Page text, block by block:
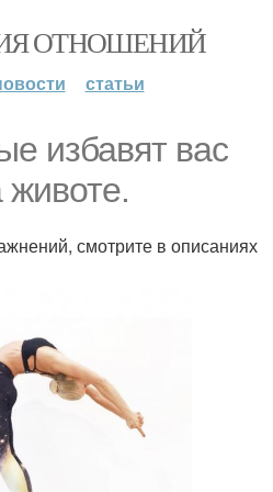
ОТНОШЕНИЙ
статьи
избавят вас
животе.
смотрите в описаниях